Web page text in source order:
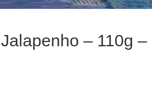
– 110g –